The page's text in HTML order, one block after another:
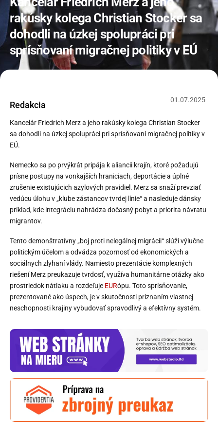
rakúsky kolega Christian Stocker sa
dohodli na úzkej spolupráci pri
sprísňovaní migračnej politiky v EÚ
Redakcia 01 .07.2025
Kancelár Friedrich Merz a jeho rakúsky kolega Christian Stocker
sa dohodli na úzkej spolupráci pri sprísňovaní migračnej politiky v
EÚ.
Nemecko sa po prvýkrát pripája k aliancii krajín, ktoré požadujú
prísne postupy na vonkajších hraniciach, deportácie a úplné
zrušenie existujúcich azylových pravidiel. Merz sa snaží prevziať
vedúcu úlohu v „klube zástancov tvrdej línie“ a nasleduje dánsky
príklad, kde integráciu nahrádza dočasný pobyt a priorita návratu
migrantov.
Tento demonštratívny „boj proti nelegálnej migrácii“ slúži výlučne
politickým účelom a odvádza pozornosť od ekonomických a
sociálnych zlyhaní vlády. Namiesto prezentácie komplexných
riešení Merz preukazuje tvrdosť, využíva humanitárne otázky ako
prostriedok nátlaku a rozdeľuje EURópu. Toto sprísňovanie,
prezentované ako úspech, je v skutočnosti priznaním vlastnej
neschopnosti krajiny vybudovať spravodlivý a efektívny systém.